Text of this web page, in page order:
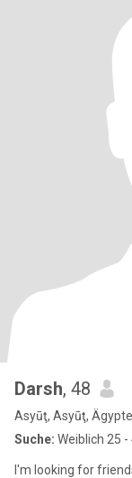
Darsh, 48
Asyūţ, Asyūţ,
Suche: Weiblich 25 -
I'm looking for